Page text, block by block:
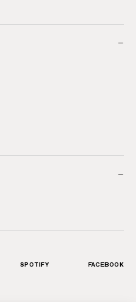
−
−
SPOTIFY FACEBOOK